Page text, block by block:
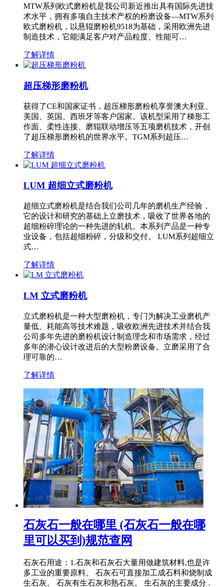
MTW系列欧式磨粉机是我公司新近推出具有国际先进技
术水平，拥有多项自主技术产权的粉磨设备—MTW系列
欧式磨粉机，以悬辊磨粉机9518为基础，采用欧洲先进
制造技术，它能满足客户对产品粒度、性能可…
了解详情
超压梯形磨粉机
获得了CE和国家证书，超压梯形磨粉机享誉澳大利亚、
美国、英国、西班牙等客户国家。该机型采用了梯形工
作面、柔性连接、磨辊联动增压等五项磨机技术，开创
了超压梯形磨粉机的世界水平。TGM系列超压…
了解详情
LUM 超细立式磨粉机
超细立式磨粉机是结合我们公司几年的磨机生产经验，
它的设计和研究的基础上立磨技术，吸收了世界各地的
超细粉碎理论的一种先进的轧机。本系列产品是一种专
业设备，包括超细粉碎，分级和交付。 LUM系列超细立
式…
了解详情
LM 立式磨粉机
立式磨粉机是一种大型磨粉机，专门为解决工业磨机产
量低、耗能高等技术难题，吸收欧洲先进技术并结合我
公司多年先进的磨粉机设计制造理念和市场需求，经过
多年的潜心设计改进后的大型粉磨设备。立磨采用了合
理可靠的…
了解详情
石灰石一般在哪里 (石灰石一般在哪
里可以买到)规范查网
石灰石用途：1.石灰和石灰石大量用做建筑材料,也是许
多工业的重要原料。 石灰石可直接加工成石料和烧制成
生石灰。 石灰有生石灰和熟石灰。 生石灰的主要成分 .